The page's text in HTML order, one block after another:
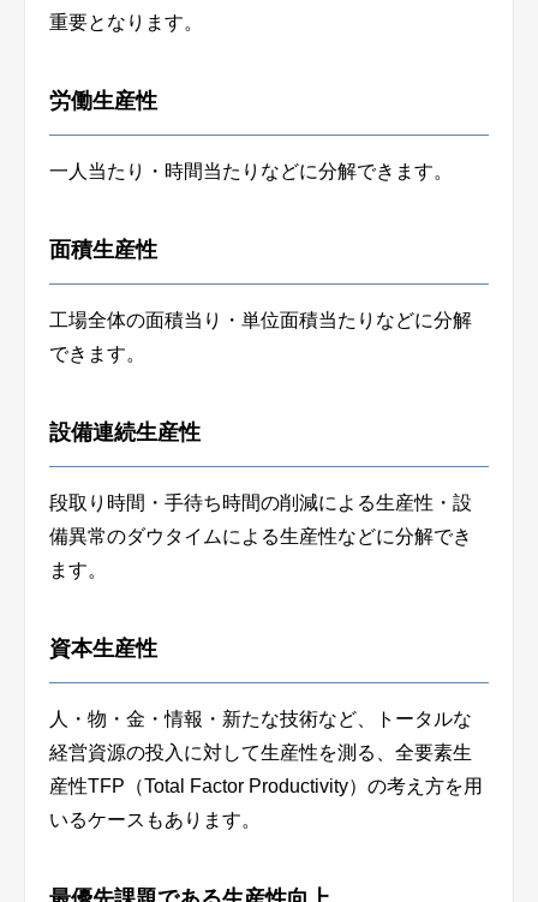
重要となります。
労働生産性
一人当たり・時間当たりなどに分解できます。
面積生産性
工場全体の面積当り・単位面積当たりなどに分解
できます。
設備連続生産性
段取り時間・手待ち時間の削減による生産性・設
備異常のダウタイムによる生産性などに分解でき
ます。
資本生産性
人・物・金・情報・新たな技術など、トータルな
経営資源の投入に対して生産性を測る、全要素生
産性TFP（Total Factor Productivity） の考え方を用
いるケースもあります。